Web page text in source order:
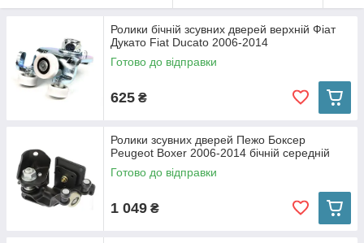
Ролики бічній зсувних дверей верхній Фіат
Дукато Fiat Ducato 2006-2014
Готово до відправки
625 ₴
Ролики зсувних дверей Пежо Боксер
Peugeot Boxer 2006-2014 бічній середній
Готово до відправки
1 049 ₴